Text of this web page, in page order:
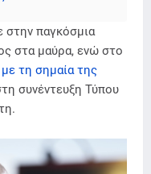
στην παγκόσμια
στα μαύρα, ενώ στο
τη σημαία της
συνέντευξη Τύπου